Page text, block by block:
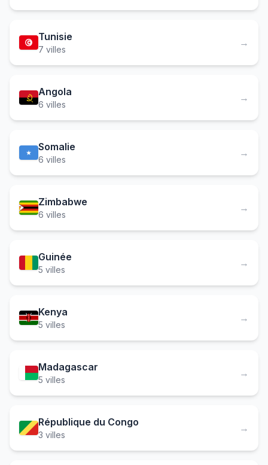
Tunisie
7 villes
→
Angola
6 villes
→
Somalie
6 villes
→
Zimbabwe
6 villes
→
Guinée
5 villes
→
Kenya
5 villes
→
Madagascar
5 villes
→
République du Congo
3 villes
→